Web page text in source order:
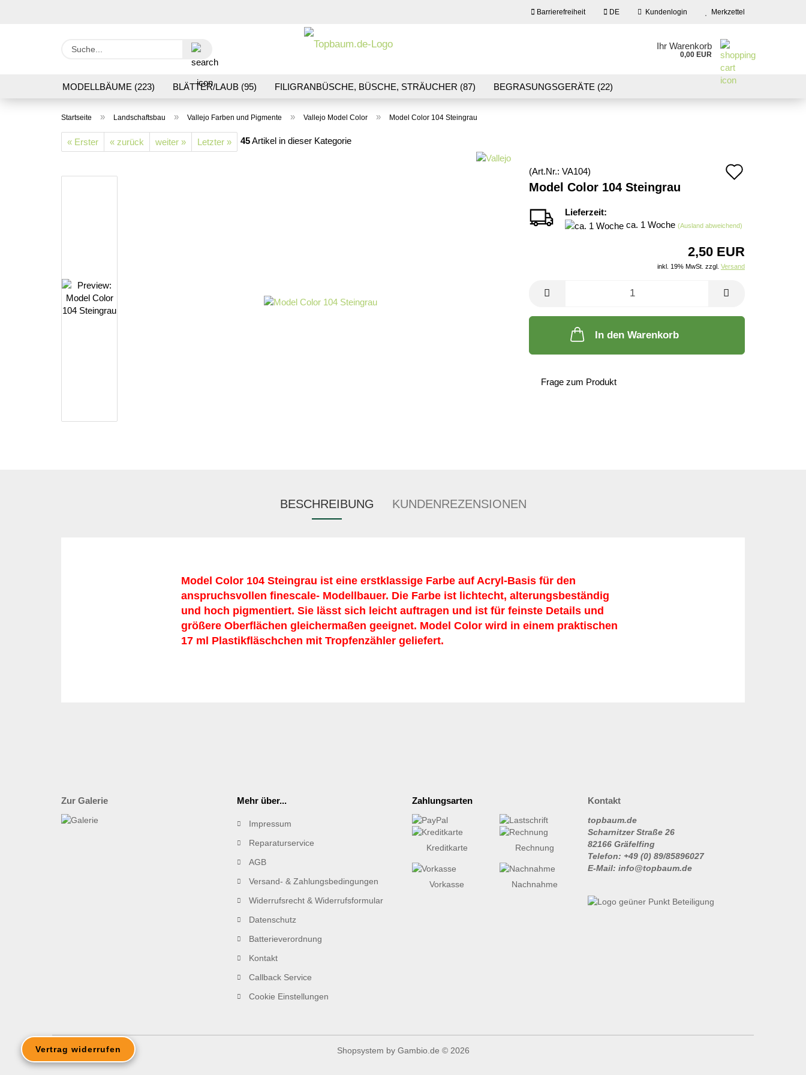
Barrierefreiheit DE Kundenlogin
Konto erstellen
Merkzettel
Ihr Warenkorb
0,00 EUR
MODELLBÄUME (223) BLÄTTER/LAUB (95) FILIGRANBÜSCHE, BÜSCHE, STRÄUCHER (87) BEGRASUNGSGERÄTE (22)
VERARBEITUNG/WERKZEUGE (16) SCHOTTER & GLEISBAU (36)
Startseite » Landschaftsbau » Vallejo Farben und Pigmente » Vallejo Model Color » Model Color 104 Steingrau
« Erster « zurück weiter » Letzter » 45Artikel in dieser Kategorie
(Art.Nr.: VA104)
Model Color 104 Steingrau
Lieferzeit:
ca. 1 Woche (Ausland abweichend)
2,50 EUR
inkl. 19% MwSt. zzgl. Versand
In den Warenkorb
Frage zum Produkt
BESCHREIBUNG KUNDENREZENSIONEN
Model Color 104 Steingrau ist eine erstklassige Farbe auf Acryl-Basis für den
anspruchsvollen finescale- Modellbauer. Die Farbe ist lichtecht, alterungsbeständig
und hoch pigmentiert. Sie lässt sich leicht auftragen und ist für feinste Details und
größere Oberflächen gleichermaßen geeignet. Model Color wird in einem praktischen
17 ml Plastikfläschchen mit Tropfenzähler geliefert.
Zur Galerie Mehr über...
Impressum
Reparaturservice
AGB
Versand- & Zahlungsbedingungen
Widerrufsrecht & Widerrufsformular
Datenschutz
Batterieverordnung
Kontakt
Callback Service
Cookie Einstellungen
Zahlungsarten
Kreditkarte Rechnung
Vorkasse Nachnahme
Kontakt
topbaum.de
Scharnitzer Straße 26
82166 Gräfelfing
Telefon: +49 (0) 89/85896027
E-Mail: info@topbaum.de
Vertrag widerrufen Shopsystem by Gambio.de © 2026